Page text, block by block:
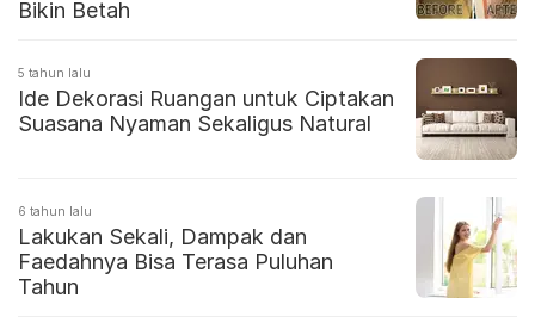
Bikin Betah
5 tahun lalu
Ide Dekorasi Ruangan untuk Ciptakan
Suasana Nyaman Sekaligus Natural
6 tahun lalu
Lakukan Sekali, Dampak dan
Faedahnya Bisa Terasa Puluhan
Tahun